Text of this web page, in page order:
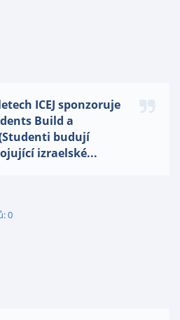
ICEJ sponzoruje
Build a
budují
izraelské...
0